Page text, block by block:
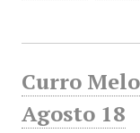
Curro
Agosto 18